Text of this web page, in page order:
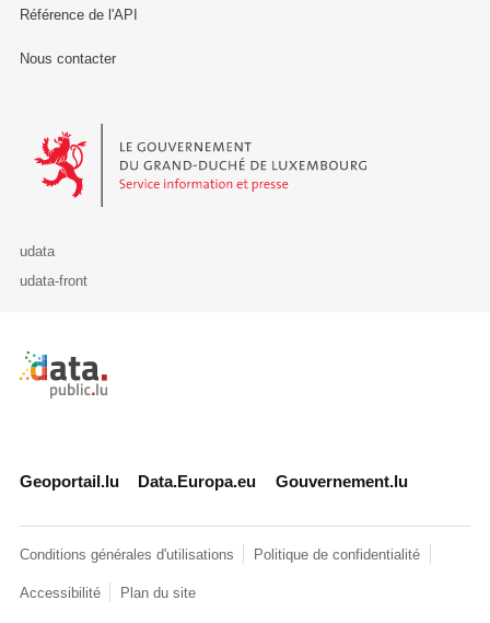
Référence de l'API
Nous contacter
Le Gouvernement du Grand-Duché de Luxembourg - Service
udata
udata-front
Retour à l'accueil de data.public.lu
Geoportail.lu Data.Europa.eu Gouvernement.lu
Conditions générales d'utilisations Politique de confidentialité
Accessibilité Plan du site